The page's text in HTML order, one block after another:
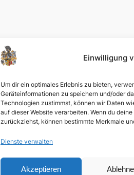
Einwilligung
Um dir ein optimales Erlebnis zu bieten,
Geräteinformationen zu speichern und/oder
Technologien zustimmst, können wir Daten
auf dieser Website verarbeiten. Wenn du
zurückziehst, können bestimmte Merkmale
Dienste verwalten
Akzeptieren